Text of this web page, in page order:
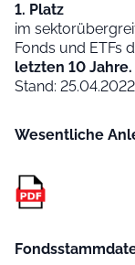
1. Platz
im
Fonds und ETFs
letzten 10 Jahre.
Stand:
Wesentliche